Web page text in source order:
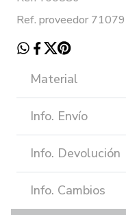
Ref. proveedor
Material
Info. Envío
Info. Devolución
Info. Cambios